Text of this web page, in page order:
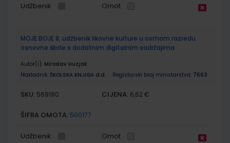
Udžbenik Omot
MOJE BOJE 8; udžbenik likovne kulture u osmom razredu
osnovne škole s dodatnim digitalnim sadržajima
Autor(i): Miroslav Huzjak
Nakladnik: ŠKOLSKA KNJIGA d.d. Registarski broj ministarstva: 7663
SKU: 569190 CIJENA: 6,62 €
ŠIFRA OMOTA: 500177
Udžbenik Omot